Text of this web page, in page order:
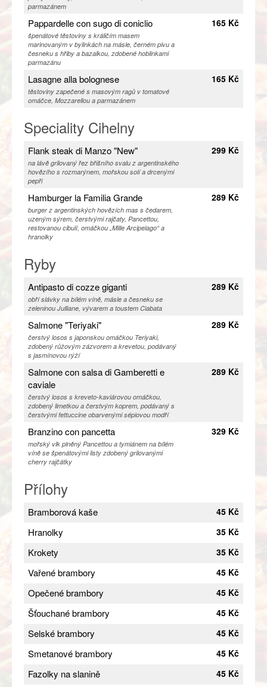
parmazánem
Pappardelle con sugo di coniclio
špenátové těstoviny s králičím masem
marinovaným v bylinkách na másle, černém pivu a
česneku s hřiby a bazalkou, zdobené hoblinkami
parmazánu
165 Kč
Lasagne alla bolognese
těstoviny zapečené s masovým ragů v tomatové
omáčce, Mozzarellou a parmazánem
165 Kč
Speciality Cihelny
Flank steak di Manzo "New"
na lávě grilovaný řez břišního svalu z argentinského
hovězího s rozmarýnem, mořskou solí a drcenými
pepři
299 Kč
Hamburger la Familia Grande
burger z argentinských hovězích mas s čedarem,
uzeným sýrem, čerstvými rajčaty, Pancettou,
restovanou cibulí, omáčkou „Mille Arcipelago“ a
hranolky
289 Kč
Ryby
Antipasto di cozze giganti
obří slávky na bílém víně, másle a česneku se
zeleninou Julliane, vývarem a toustem Ciabata
289 Kč
Salmone "Teriyaki"
čerstvý losos s japonskou omáčkou Teriyaki,
zdobený růžovým zázvorem a krevetou, podávaný
s jasmínovou rýží
289 Kč
Salmone con salsa di Gamberetti e
caviale
čerstvý losos s kreveto-kaviárovou omáčkou,
zdobený limetkou a čerstvým koprem, podávaný s
čerstvými fettuccine obarvenými sépiovou modří
289 Kč
Branzino con pancetta
mořský vlk plněný Pancettou a tymiánem na bílém
víně se špenátovými listy zdobený grilovanými
cherry rajčátky
329 Kč
Přílohy
Bramborová kaše 45 Kč
Hranolky 35 Kč
Krokety 35 Kč
Vařené brambory 45 Kč
Opečené brambory 45 Kč
Šťouchané brambory 45 Kč
Selské brambory 45 Kč
Smetanové brambory 45 Kč
Fazolky na slanině 45 Kč